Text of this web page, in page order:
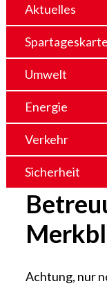
Aktuelles
Umwelt
Energie
Verkehr
Sicherheit
Achtung, nur